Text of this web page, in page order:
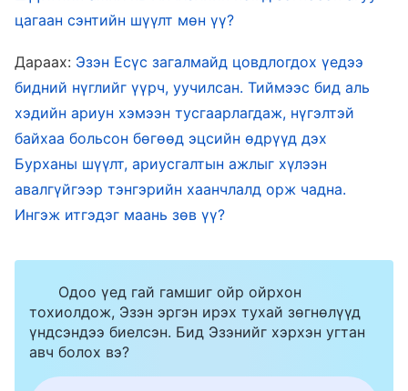
зан чанар дотроо үргэлжлүүлэн амьдарсан
юм. Ийм болохоор хүнийг сатанлаг завхарсан
зан чанараас нь бүрэн аврах ёстой, ингэснээр
түүний нүгэлт уг чанар дахин хэзээ ч
хөгжихгүйгээр бүрэн арилж, улмаар хүний
зан чанар өөрчлөгдөх боломжтой болох юм.
Энэ нь амийн өсөлтийн замыг, амийн замыг
хүнээс шаарддаг. Түүнчлэн, энэ замын дагуу
хэрэгжүүлж, зан чанараа аажмаар өөрчилж,
гэрлийн гялбаан дор амьдарч, хийдэг бүхнээ
Бурханы хүслийн дагуу байлгаж, завхарсан
сатанлаг зан чанараа хаяж, Сатаны харанхуйн
цагаан сэнтийн шүүлт мөн үү?
Дараах: Эзэн Есүс загалмайд цовдлогдох үедээ
бидний нүглийг үүрч, уучилсан. Тиймээс бид аль
хэдийн ариун хэмээн тусгаарлагдаж, нүгэлтэй
байхаа больсон бөгөөд эцсийн өдрүүд дэх
Бурханы шүүлт, ариусгалтын ажлыг хүлээн
авалгүйгээр тэнгэрийн хаанчлалд орж чадна.
Ингэж итгэдэг маань зөв үү?
Одоо үед гай гамшиг ойр ойрхон
тохиолдож, Эзэн эргэн ирэх тухай зөгнөлүүд
үндсэндээ биелсэн. Бид Эзэнийг хэрхэн угтан
авч болох вэ?